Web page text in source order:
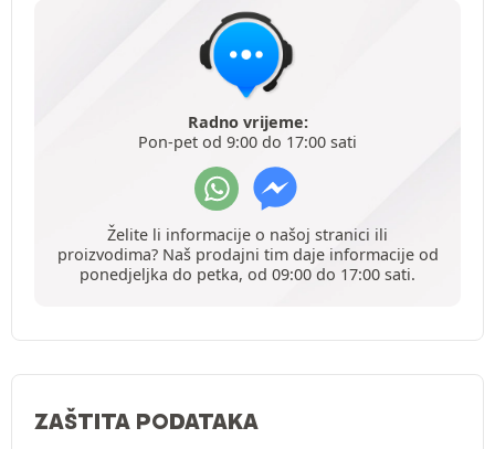
Radno vrijeme:
Pon-pet od 9:00 do 17:00 sati
Želite li informacije o našoj stranici ili
proizvodima? Naš prodajni tim daje informacije od
ponedjeljka do petka, od 09:00 do 17:00 sati.
ZAŠTITA PODATAKA